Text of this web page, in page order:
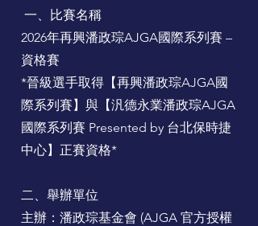
一、比賽名稱
2026年再興潘政琮AJGA國際系列賽 –
資格賽
*晉級選手取得【再興潘政琮AJGA國
際系列賽】與【汎德永業潘政琮AJGA
國際系列賽 Presented by 台北保時捷
中心】正賽資格*
二、舉辦單位
主辦：潘政琮基金會 (AJGA 官方授權